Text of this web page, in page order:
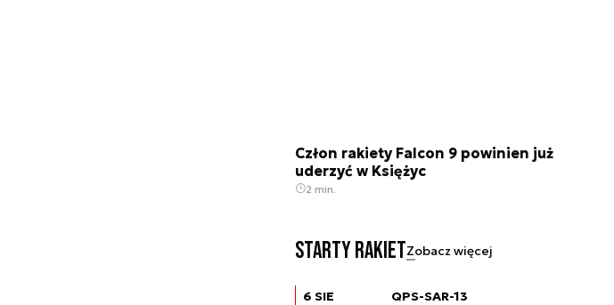
Człon rakiety Falcon 9 powinien już
uderzyć w Księżyc
2 min.
Starty rakietZobacz więcej
6 SIE
QPS-SAR-13